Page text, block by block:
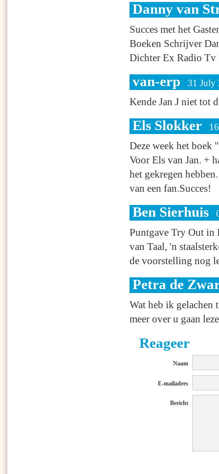
Danny van
Succes met het
Boeken Schrijver
Dichter Ex Radio Tv
van-erp 31 July
Kende Jan J niet tot
Els Slokker
Deze week het boek
Voor Els van Jan. +
het gekregen
van een fan.Succes!
Ben Sierhuis
Puntgave Try Out in
van Taal, 'n
de voorstelling nog
Petra de
Wat heb ik
meer over u gaan
Reageer
Naam
E-mailadres
Bericht